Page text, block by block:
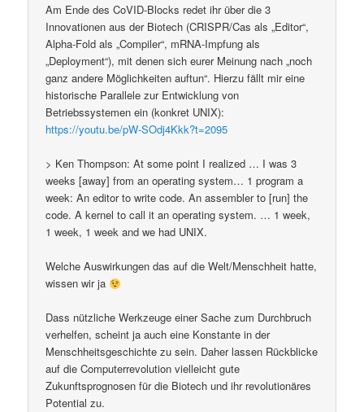
Am Ende des CoVID-Blocks redet ihr über die 3
Innovationen aus der Biotech (CRISPR/Cas als „Editor“,
Alpha-Fold als „Compiler“, mRNA-Impfung als
„Deployment“), mit denen sich eurer Meinung nach „noch
ganz andere Möglichkeiten auftun“. Hierzu fällt mir eine
historische Parallele zur Entwicklung von
Betriebssystemen ein (konkret UNIX):
https://youtu.be/pW-SOdj4Kkk?t=2095
> Ken Thompson: At some point I realized … I was 3
weeks [away] from an operating system… 1 program a
week: An editor to write code. An assembler to [run] the
code. A kernel to call it an operating system. … 1 week,
1 week, 1 week and we had UNIX.
Welche Auswirkungen das auf die Welt/Menschheit hatte,
wissen wir ja
Dass nützliche Werkzeuge einer Sache zum Durchbruch
verhelfen, scheint ja auch eine Konstante in der
Menschheitsgeschichte zu sein. Daher lassen Rückblicke
auf die Computerrevolution vielleicht gute
Zukunftsprognosen für die Biotech und ihr revolutionäres
Potential zu.